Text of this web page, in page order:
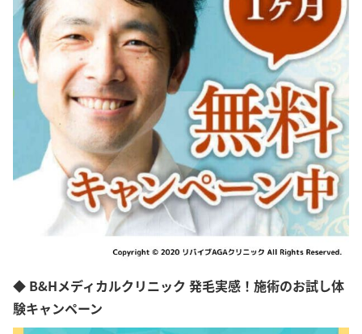
◆ B&Hメディカルクリニック 発毛実感！施術のお試し体
験キャンペーン